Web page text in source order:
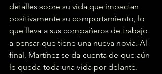
detalles sobre su vida que impactan
positivamente su comportamiento, lo
que lleva a sus compañeros de trabajo
a pensar que tiene una nueva novia. Al
final, Martínez se da cuenta de que aún
le queda toda una vida por delante.